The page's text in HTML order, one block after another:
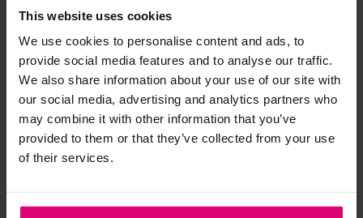
This website uses cookies
We use cookies to personalise content and ads, to
provide social media features and to analyse our traffic.
We also share information about your use of our site with
our social media, advertising and analytics partners who
may combine it with other information that you’ve
provided to them or that they’ve collected from your use
of their services.
Strijkijzer/droogtrommel:
Kledingstukken met elastine zijn niet bestand tegen de hitte
van het strijkijzer en/of de droogtrommel. Ook in veel
spijkerbroeken is elastine (stretch) verwerkt en mogen dus
niet gestreken worden en/of in de droogtrommel.
Twijfels? Wij staan klaar voor advies op maat.